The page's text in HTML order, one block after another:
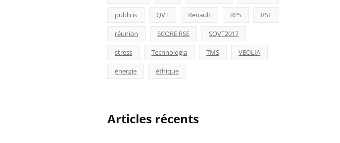
publicis QVT Renault RPS RSE
réunion SCORE RSE SQVT2017
stress Technologia TMS VEOLIA
énergie éthique
Articles récents